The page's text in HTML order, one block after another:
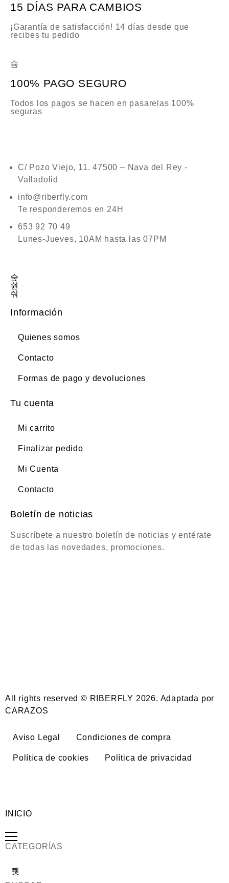
15 DÍAS PARA CAMBIOS
¡Garantía de satisfacción! 14 días desde que
recibes tu pedido
100% PAGO SEGURO
Todos los pagos se hacen en pasarelas 100%
seguras
C/ Pozo Viejo, 11. 47500 – Nava del Rey -
Valladolid
info@riberfly.com
Te responderemos en 24H
653 92 70 49
Lunes-Jueves, 10AM hasta las 07PM
Información
Quienes somos
Contacto
Formas de pago y devoluciones
Tu cuenta
Mi carrito
Finalizar pedido
Mi Cuenta
Contacto
Boletín de noticias
Suscríbete a nuestro boletín de noticias y entérate
de todas las novedades, promociones.
All rights reserved © RIBERFLY 2026. Adaptada por
CARAZOS
Aviso Legal Condiciones de compra
Política de cookies Política de privacidad
INICIO
CATEGORÍAS